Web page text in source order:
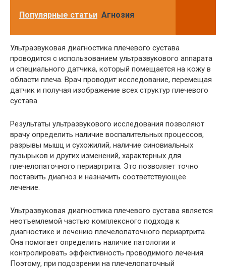
Популярные статьи Агнозия
Ультразвуковая диагностика плечевого сустава
проводится с использованием ультразвукового аппарата
и специального датчика, который помещается на кожу в
области плеча. Врач проводит исследование, перемещая
датчик и получая изображение всех структур плечевого
сустава.
Результаты ультразвукового исследования позволяют
врачу определить наличие воспалительных процессов,
разрывы мышц и сухожилий, наличие синовиальных
пузырьков и других изменений, характерных для
плечелопаточного периартрита. Это позволяет точно
поставить диагноз и назначить соответствующее
лечение.
Ультразвуковая диагностика плечевого сустава является
неотъемлемой частью комплексного подхода к
диагностике и лечению плечелопаточного периартрита.
Она помогает определить наличие патологии и
контролировать эффективность проводимого лечения.
Поэтому, при подозрении на плечелопаточный